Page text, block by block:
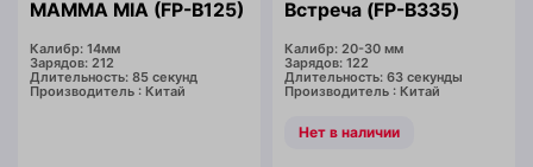
MAMMA MIA (FP-B125)
Калибр: 14мм
Зарядов: 212
Длительность: 85 секунд
Производитель : Китай
Встреча (FP-B335)
Калибр: 20-30 мм
Зарядов: 122
Длительность: 63 секунды
Производитель : Китай
Нет в наличии